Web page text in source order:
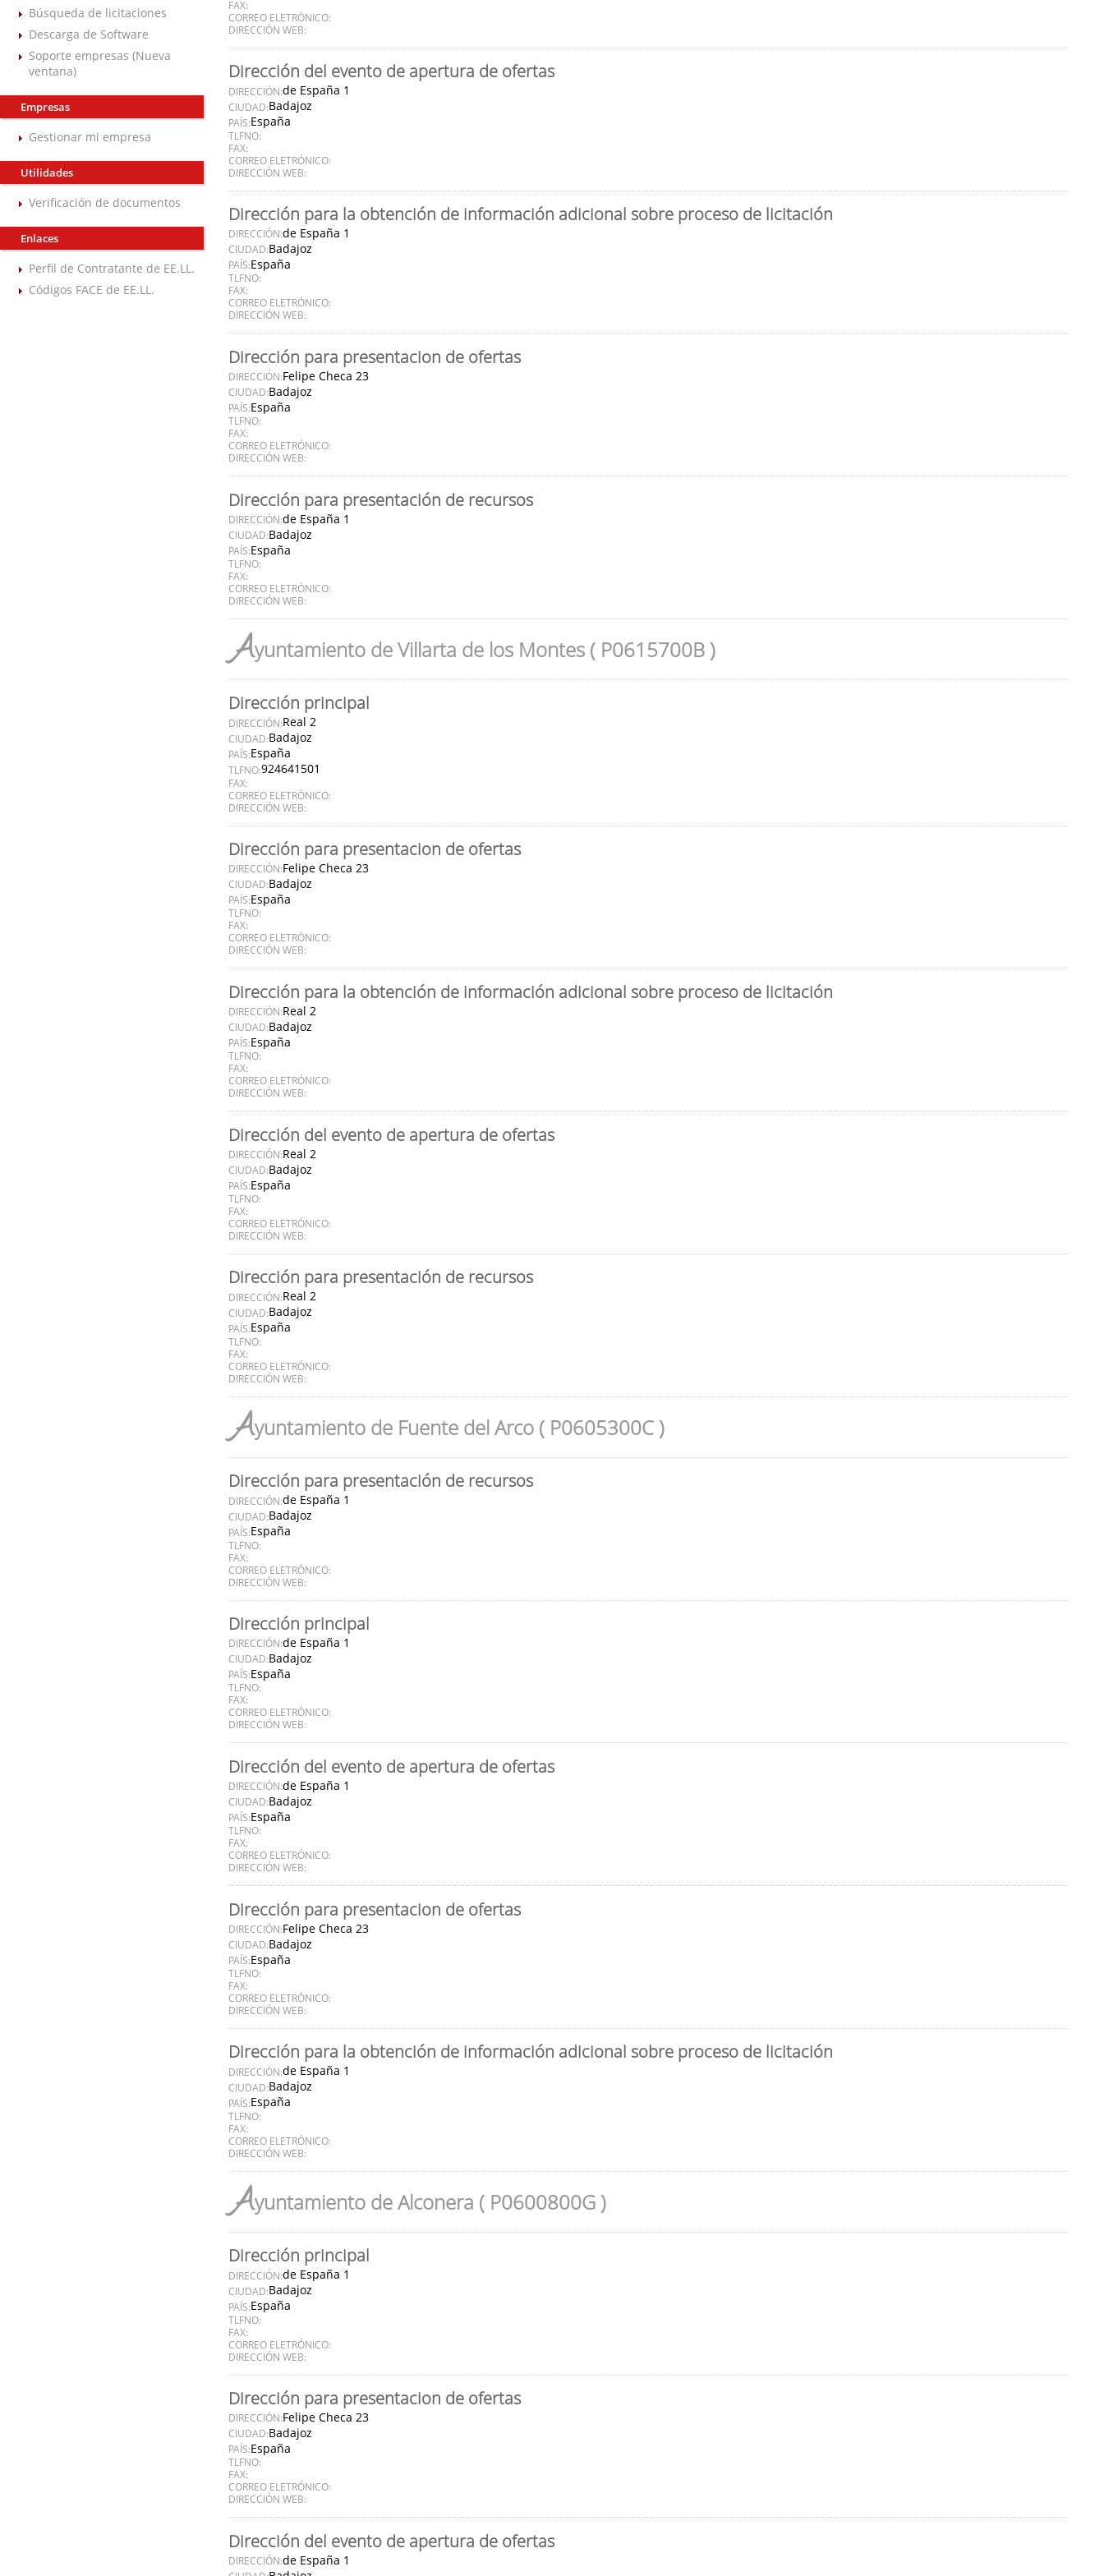
Búsqueda de licitaciones
Descarga de Software
Soporte empresas (Nueva
ventana)
Empresas
Gestionar mi empresa
Utilidades
Verificación de documentos
Enlaces
Perfil de Contratante de EE.LL.
Códigos FACE de EE.LL.
FAX:
CORREO ELETRÓNICO:
DIRECCIÓN WEB:
Dirección del evento de apertura de ofertas
DIRECCIÓN:de España 1
CIUDAD:Badajoz
PAÍS:España
TLFNO:
FAX:
CORREO ELETRÓNICO:
DIRECCIÓN WEB:
Dirección para la obtención de información adicional sobre proceso de licitación
DIRECCIÓN:de España 1
CIUDAD:Badajoz
PAÍS:España
TLFNO:
FAX:
CORREO ELETRÓNICO:
DIRECCIÓN WEB:
Dirección para presentacion de ofertas
DIRECCIÓN:Felipe Checa 23
CIUDAD:Badajoz
PAÍS:España
TLFNO:
FAX:
CORREO ELETRÓNICO:
DIRECCIÓN WEB:
Dirección para presentación de recursos
DIRECCIÓN:de España 1
CIUDAD:Badajoz
PAÍS:España
TLFNO:
FAX:
CORREO ELETRÓNICO:
DIRECCIÓN WEB:
Ayuntamiento de Villarta de los Montes ( P0615700B )
Dirección principal
DIRECCIÓN:Real 2
CIUDAD:Badajoz
PAÍS:España
TLFNO:924641501
FAX:
CORREO ELETRÓNICO:
DIRECCIÓN WEB:
Dirección para presentacion de ofertas
DIRECCIÓN:Felipe Checa 23
CIUDAD:Badajoz
PAÍS:España
TLFNO:
FAX:
CORREO ELETRÓNICO:
DIRECCIÓN WEB:
Dirección para la obtención de información adicional sobre proceso de licitación
DIRECCIÓN:Real 2
CIUDAD:Badajoz
PAÍS:España
TLFNO:
FAX:
CORREO ELETRÓNICO:
DIRECCIÓN WEB:
Dirección del evento de apertura de ofertas
DIRECCIÓN:Real 2
CIUDAD:Badajoz
PAÍS:España
TLFNO:
FAX:
CORREO ELETRÓNICO:
DIRECCIÓN WEB:
Dirección para presentación de recursos
DIRECCIÓN:Real 2
CIUDAD:Badajoz
PAÍS:España
TLFNO:
FAX:
CORREO ELETRÓNICO:
DIRECCIÓN WEB:
Ayuntamiento de Fuente del Arco ( P0605300C )
Dirección para presentación de recursos
DIRECCIÓN:de España 1
CIUDAD:Badajoz
PAÍS:España
TLFNO:
FAX:
CORREO ELETRÓNICO:
DIRECCIÓN WEB:
Dirección principal
DIRECCIÓN:de España 1
CIUDAD:Badajoz
PAÍS:España
TLFNO:
FAX:
CORREO ELETRÓNICO:
DIRECCIÓN WEB:
Dirección del evento de apertura de ofertas
DIRECCIÓN:de España 1
CIUDAD:Badajoz
PAÍS:España
TLFNO:
FAX:
CORREO ELETRÓNICO:
DIRECCIÓN WEB:
Dirección para presentacion de ofertas
DIRECCIÓN:Felipe Checa 23
CIUDAD:Badajoz
PAÍS:España
TLFNO:
FAX:
CORREO ELETRÓNICO:
DIRECCIÓN WEB:
Dirección para la obtención de información adicional sobre proceso de licitación
DIRECCIÓN:de España 1
CIUDAD:Badajoz
PAÍS:España
TLFNO:
FAX:
CORREO ELETRÓNICO:
DIRECCIÓN WEB:
Ayuntamiento de Alconera ( P0600800G )
Dirección principal
DIRECCIÓN:de España 1
CIUDAD:Badajoz
PAÍS:España
TLFNO:
FAX:
CORREO ELETRÓNICO:
DIRECCIÓN WEB:
Dirección para presentacion de ofertas
DIRECCIÓN:Felipe Checa 23
CIUDAD:Badajoz
PAÍS:España
TLFNO:
FAX:
CORREO ELETRÓNICO:
DIRECCIÓN WEB:
Dirección del evento de apertura de ofertas
DIRECCIÓN:de España 1